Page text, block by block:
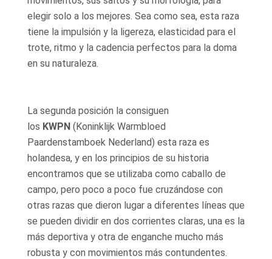
elegir solo a los mejores. Sea como sea, esta raza
tiene la impulsión y la ligereza, elasticidad para el
trote, ritmo y la cadencia perfectos para la doma
en su naturaleza.
La segunda posición la consiguen
los KWPN (Koninklijk Warmbloed
Paardenstamboek Nederland) esta raza es
holandesa, y en los principios de su historia
encontramos que se utilizaba como caballo de
campo, pero poco a poco fue cruzándose con
otras razas que dieron lugar a diferentes líneas que
se pueden dividir en dos corrientes claras, una es la
más deportiva y otra de enganche mucho más
robusta y con movimientos más contundentes.